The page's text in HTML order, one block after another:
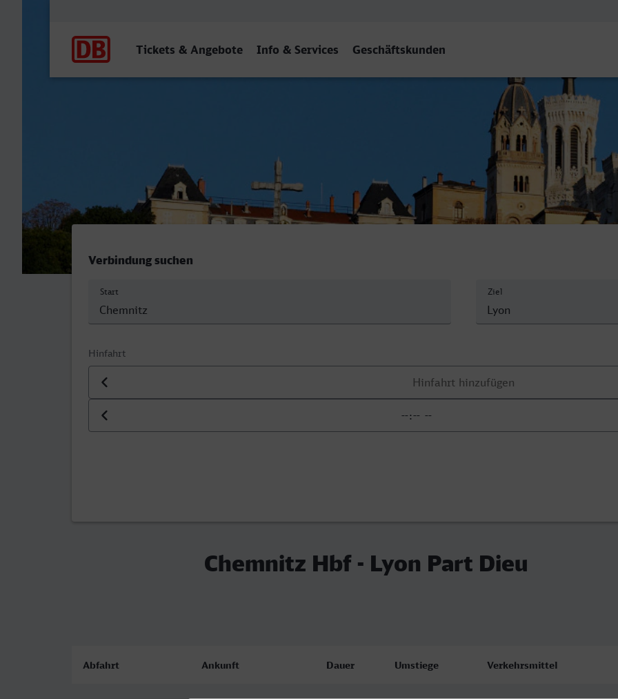
Tickets & Angebote Info & Services Geschäftskunden
Verbindung suchen
Start Ziel
Hinfahrt
Datum der Hinfahrt
Uhrzeit der Hinfahrt
Chemnitz Hbf - Lyon Part Dieu
Abfahrt Ankunft Dauer Umstiege Verkehrsmittel